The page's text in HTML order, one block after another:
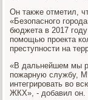
Он также отметил,
«Безопасного
бюджета в 2017
помощью проекта
преступности на
«В дальнейшем мы
пожарную службу,
интегрировать во
ЖКХ», - добавил он.